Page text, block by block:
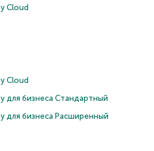
Cloud
Cloud
для бизнеса Cтандартный
для бизнеса Расширенный